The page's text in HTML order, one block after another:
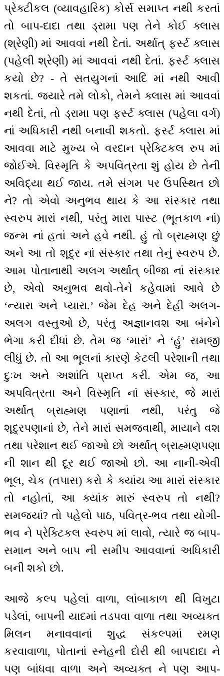
પ્રેક્ટીકલ (વ્યાવહારિક) કોર્સ સમાપ્ત નથી કરતાં
તો બાપ-દાદા તથા ડ્રામા પણ તેને કોઈ ક્લાસ
(શ્રેણી) માં આવવાં નથી દેતાં. અર્થાત્ ફર્સ્ટ ક્લાસ
(પહેલી શ્રેણી) માં આવવાં નથી દેતાં. ફર્સ્ટ ક્લાસ
કયો છે? - તે સતયુગનાં આદિ માં નથી આવી
શકતાં. જ્યારે તમે લોકો, તેમને ક્લાસ માં આવવાં
નથી દેતાં, તો ડ્રામા પણ ફર્સ્ટ ક્લાસ (પહેલા વર્ગ)
નાં અધિકારી નથી બનાવી શકતો. ફર્સ્ટ ક્લાસ માં
આવવા માટે મુખ્ય બે વરદાન પ્રેક્ટિકલ રુપ માં
જોઈએ. વિસ્મૃતિ કે અપવિત્રતા શું હોય છે તેની
અવિદ્યા થઈ જાય. તમે સંગમ પર ઉપસ્થિત છો
ને? તો એવો અનુભવ થાય કે આ સંસ્કાર તથા
સ્વરુપ મારાં નથી, પરંતુ મારા પાસ્ટ (ભૂતકાળ નાં)
જન્મ નાં હતાં અને હવે નથી. હું તો બ્રાહ્મણ છું
અને આ તો શૂદ્ર નાં સંસ્કાર તથા તેનું સ્વરુપ છે.
આમ પોતાનાથી અલગ અર્થાત્ બીજા નાં સંસ્કાર
છે, એવો અનુભવ થવો-તેને કહેવામાં આવે છે
‘ન્યારા અને પ્યારા.’ જેમ દેહ અને દેહી અલગ-
અલગ વસ્તુઓ છે, પરંતુ અજ્ઞાનવશ આ બંનેને
ભેગા કરી દીધાં છે. તેમ જ ‘મારાં’ ને ‘હું’ સમજી
લીધું છે. તો આ ભૂલનાં કારણે કેટલી પરેશાની તથા
દુઃખ અને અશાંતિ પ્રાપ્ત કરી. એમ જ, આ
અપવિત્રતા અને વિસ્મૃતિ નાં સંસ્કાર, જે મારાં
અર્થાત્ બ્રાહ્મણ પણાનાં નથી, પરંતુ જે
શૂદ્રપણાનાં છે, તેને મારાં સમજવાથી, માયાને વશ
તથા પરેશાન થઈ જાઓ છો અર્થાત્ બ્રાહ્મણપણા
ની શાન થી દૂર થઈ જાઓ છો. આ નાની-એવી
ભૂલ, ચેક (તપાસ) કરો કે ક્યાંય આ મારાં સંસ્કાર
તો નહોતાં, આ ક્યાંક મારું સ્વરુપ તો નથી?
સમજ્યાં? તો પહેલો પાઠ, પવિત્ર-ભવ તથા યોગી-
ભવ ને પ્રેક્ટિકલ સ્વરુપ માં લાવો, ત્યારે જ બાપ-
સમાન અને બાપ ની સમીપ આવવાનાં અધિકારી
બની શકો છો.
આજે કલ્પ પહેલાં વાળા, લાંબાકાળ થી વિખુટા
પડેલાં, બાપની યાદમાં તડપવા વાળા તથા અવ્યક્ત
મિલન મનાવવાનાં શુદ્ધ સંકલ્પમાં રમણ
કરવાવાળા, પોતાનાં સ્નેહની દોરી થી બાપદાદા ને
પણ બાંધવા વાળા અને અવ્યક્ત ને પણ આપ-